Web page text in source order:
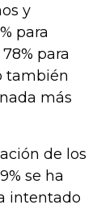
y
para
para
también
más
de los
se ha
intentado